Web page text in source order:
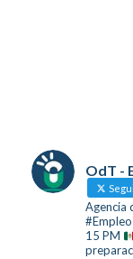
OdT -
Agencia
#Empleo
15 PM